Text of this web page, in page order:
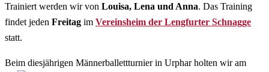
Trainiert werden wir von Louisa, Lena und Anna. Das Training
findet jeden Freitag im Vereinsheim der Lengfurter Schnagge
statt.
Beim diesjährigen Männerballettturnier in Urphar holten wir am